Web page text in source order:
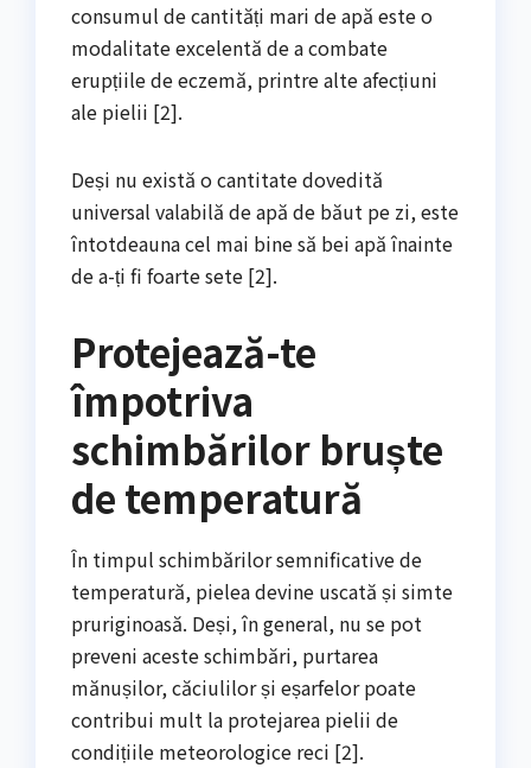
consumul de cantități mari de apă este o
modalitate excelentă de a combate
erupțiile de eczemă, printre alte afecțiuni
ale pielii [2].
Deși nu există o cantitate dovedită
universal valabilă de apă de băut pe zi, este
întotdeauna cel mai bine să bei apă înainte
de a-ți fi foarte sete [2].
Protejează-te
împotriva
schimbărilor bruște
de temperatură
În timpul schimbărilor semnificative de
temperatură, pielea devine uscată și simte
pruriginoasă. Deși, în general, nu se pot
preveni aceste schimbări, purtarea
mănușilor, căciulilor și eșarfelor poate
contribui mult la protejarea pielii de
condițiile meteorologice reci [2].